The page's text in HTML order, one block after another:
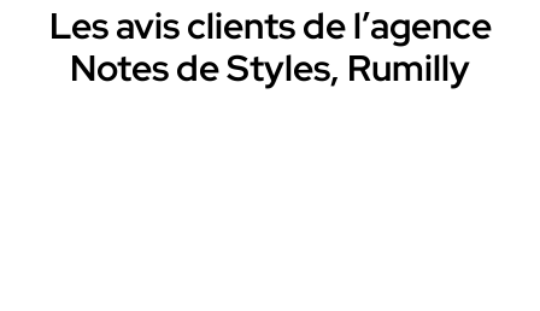
Les avis clients de l’agence
Notes de Styles, Rumilly